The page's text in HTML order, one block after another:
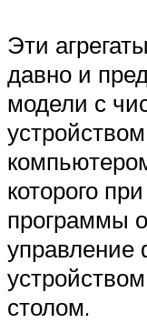
Эти
давно и
модели с
которого
программы
столом.